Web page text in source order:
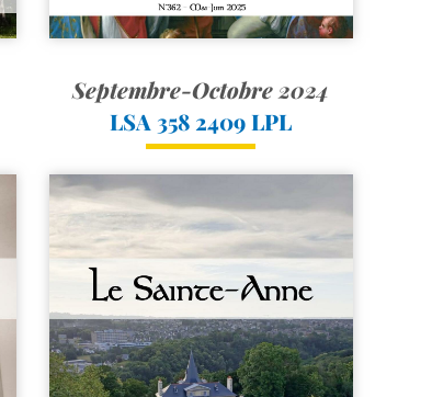
Septembre-Octobre 2024
LSA 358 2409 LPL